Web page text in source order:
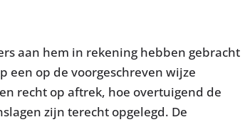
aan hem in rekening hebben gebracht
een op de voorgeschreven wijze
recht op aftrek, hoe overtuigend de
zijn terecht opgelegd. De